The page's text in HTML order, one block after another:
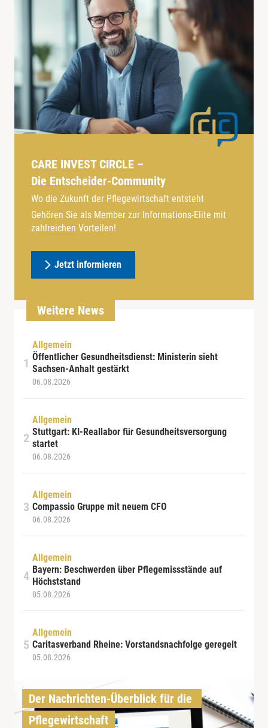
CARE INVEST CIRCLE –
Die Entscheider-Community
Wo die Zukunft der Pflegewirtschaft entsteht
Gehören Sie als Member zur Informations-Elite mit
zahlreichen Vorteilen!
Jetzt informieren
Weitere News
Allgemein
Öffentlicher Gesundheitsdienst: Ministerin sieht
Sachsen-Anhalt gestärkt
06.08.2026
Allgemein
Stuttgart: KI-Reallabor für Gesundheitsversorgung
startet
06.08.2026
Allgemein
Compassio Gruppe mit neuem CFO
06.08.2026
Allgemein
Bayern: Beschwerden über Pflegemissstände auf
Höchststand
05.08.2026
Allgemein
Caritasverband Rheine: Vorstandsnachfolge geregelt
05.08.2026
Der Nachrichten-Überblick für die
Pflegewirtschaft